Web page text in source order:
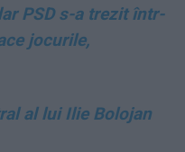
PSD s-a trezit într-
jocurile,
al lui Ilie Bolojan